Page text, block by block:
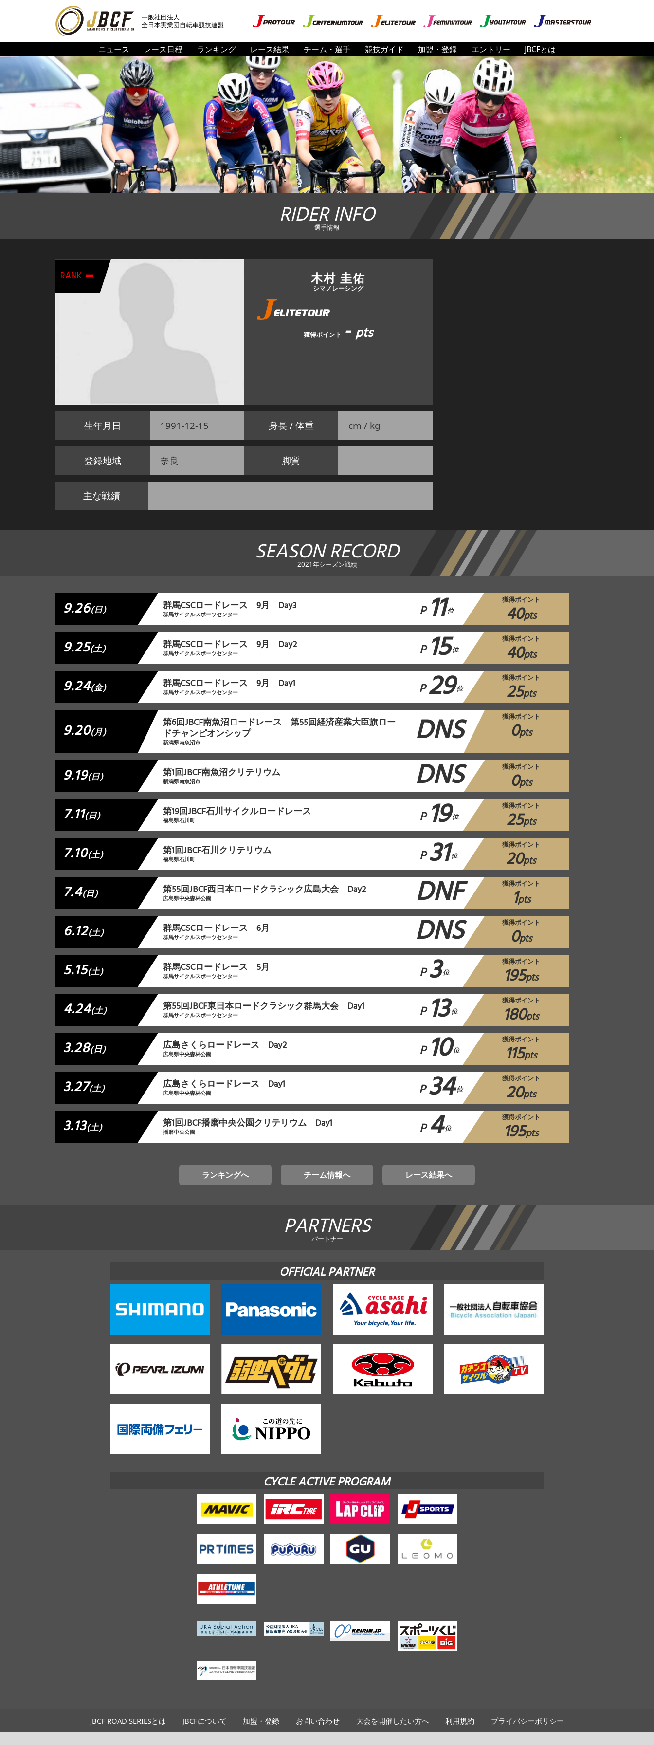
一般社団法人
全日本実業団自転車競技連盟
ニュース レース日程 ランキング レース結果 チーム・選手 競技ガイド 加盟・登録 エントリー JBCFとは
RIDER INFO
選手情報
RANK- 木村 圭佑
シマノレーシング
獲得ポイント -pts
生年月日 1991-12-15 身長 / 体重 cm / kg
登録地域 奈良 脚質
主な戦績
SEASON RECORD
2021年シーズン戦績
9.26(日) 群⾺CSCロードレース 9月 Day3
群馬サイクルスポーツセンター P 11 位
獲得ポイント
40pts
9.25(土) 群⾺CSCロードレース 9月 Day2
群馬サイクルスポーツセンター P 15位
獲得ポイント
40pts
9.24(金) 群⾺CSCロードレース 9月 Day1
群馬サイクルスポーツセンター P29 位
獲得ポイント
25pts
9.20(月)
第6回JBCF南魚沼ロードレース 第55回経済産業大臣旗ロー
ドチャンピオンシップ
新潟県南魚沼市 DNS 獲得ポイント
0pts
9.19(日) 第1回JBCF南魚沼クリテリウム
新潟県南魚沼市 DNS 獲得ポイント
0pts
7.11(日) 第19回JBCF石川サイクルロードレース
福島県石川町 P 19位
獲得ポイント
25pts
7.10(土) 第1回JBCF石川クリテリウム
福島県石川町 P 31 位
獲得ポイント
20pts
7.4(日) 第55回JBCF西日本ロードクラシック広島大会 Day2
広島県中央森林公園 DNF 獲得ポイント
1pts
6.12(土) 群⾺CSCロードレース 6月
群馬サイクルスポーツセンター DNS 獲得ポイント
0pts
5.15(土) 群馬CSCロードレース 5月
群馬サイクルスポーツセンター P 3 位
獲得ポイント
195pts
4.24(土) 第55回JBCF東日本ロードクラシック群馬大会 Day1
群馬サイクルスポーツセンター P 13 位
獲得ポイント
180pts
3.28(日) 広島さくらロードレース Day2
広島県中央森林公園 P 10位
獲得ポイント
115pts
3.27(土) 広島さくらロードレース Day1
広島県中央森林公園 P34位
獲得ポイント
20pts
3.13(土) 第1回JBCF播磨中央公園クリテリウム Day1
播磨中央公園 P 4位
獲得ポイント
195pts
ランキングへ チーム情報へ レース結果へ
PARTNERS
パートナー
OFFICIAL PARTNER
CYCLE ACTIVE PROGRAM
JBCF ROAD SERIESとは JBCFについて 加盟・登録 お問い合わせ 大会を開催したい方へ 利用規約 プライバシーポリシー